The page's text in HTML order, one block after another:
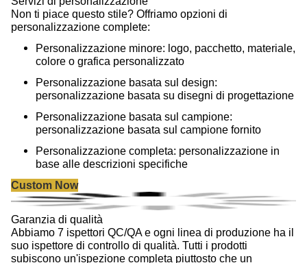
Non ti piace questo stile? Offriamo opzioni di
personalizzazione complete:
Personalizzazione minore: logo, pacchetto, materiale,
colore o grafica personalizzato
Personalizzazione basata sul design:
personalizzazione basata su disegni di progettazione
Personalizzazione basata sul campione:
personalizzazione basata sul campione fornito
Personalizzazione completa: personalizzazione in
base alle descrizioni specifiche
Custom Now
Garanzia di qualità
Abbiamo 7 ispettori QC/QA e ogni linea di produzione ha il
suo ispettore di controllo di qualità. Tutti i prodotti
subiscono un'ispezione completa piuttosto che un